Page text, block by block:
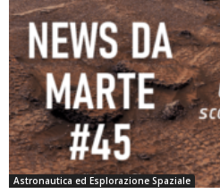
Astronautica ed Esplorazione Spaziale